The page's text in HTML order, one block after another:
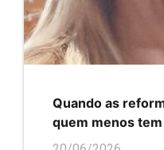
Quando as
quem menos tem